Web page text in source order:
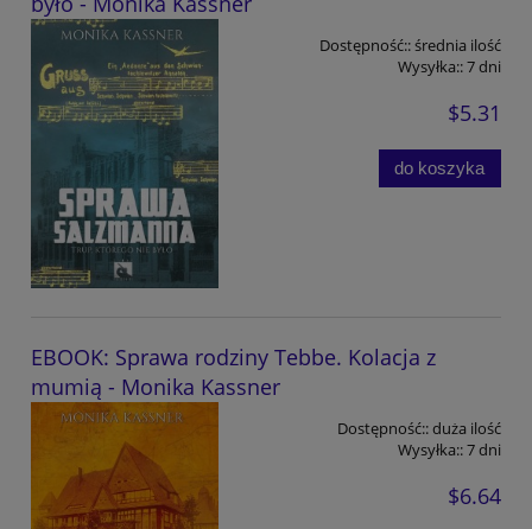
Dostępność::średnia ilość
Wysyłka::7 dni
$5.31
do koszyka
EBOOK: Sprawa rodziny Tebbe. Kolacja z
mumią - Monika Kassner
Dostępność::duża ilość
Wysyłka::7 dni
$6.64